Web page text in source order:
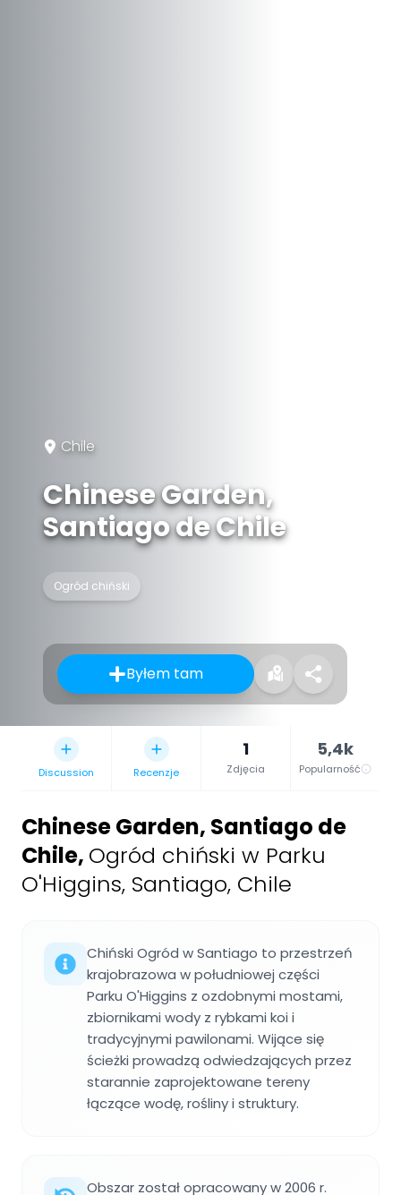
Chile
Chinese Garden,
Santiago de Chile
Ogród chiński
Byłem tam
Discussion Recenzje
1
Zdjęcia
5,4k
Popularność
Chinese Garden, Santiago de
Chile, Ogród chiński w Parku
O'Higgins, Santiago, Chile
Chiński Ogród w Santiago to przestrzeń
krajobrazowa w południowej części
Parku O'Higgins z ozdobnymi mostami,
zbiornikami wody z rybkami koi i
tradycyjnymi pawilonami. Wijące się
ścieżki prowadzą odwiedzających przez
starannie zaprojektowane tereny
łączące wodę, rośliny i struktury.
Obszar został opracowany w 2006 r.